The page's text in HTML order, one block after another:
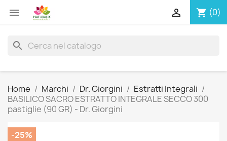
 shopping_cart (0)

search
Home Marchi Dr. Giorgini
Estratti Integrali
BASILICO SACRO ESTRATTO INTEGRALE SECCO 300
pastiglie (90 GR) - Dr. Giorgini
-25%